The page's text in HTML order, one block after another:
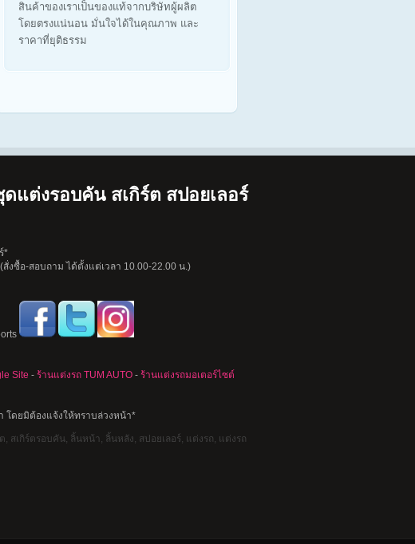
สินค้าของเราเป็นของแท้จากบริษัทผู้ผลิต
โดยตรงแน่นอน มั่นใจได้ในคุณภาพ และ
ราคาที่ยุติธรรม
แต่งรอบคัน สเกิร์ต สปอยเลอร์
*
งซื้อ-สอบถาม ได้ตั้งแต่เวลา 10.00-22.00 น.)
Site - ร้านแต่งรถ TUM AUTO - ร้านแต่งรถมอเตอร์ไซต์
โดยมิต้องแจ้งให้ทราบล่วงหน้า*
สเกิร์ตรอบคัน, ลิ้นหน้า, ลิ้นหลัง, สปอยเลอร์, แต่งรถ, แต่งรถ